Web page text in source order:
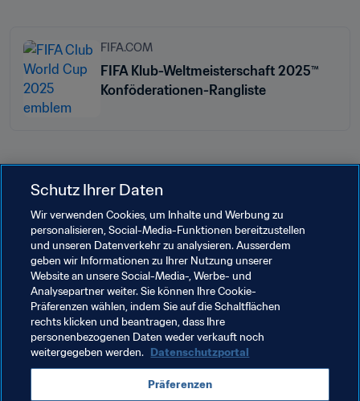
FIFA.COM
FIFA Klub-Weltmeisterschaft 2025™
Konföderationen-Rangliste
Verwandte Themen
Organisation Organisation Mexico
Concacaf USA Costa Rica Spain
Austria England South Africa CAF
Tunisia Egypt Korea Republic AFC
Schutz Ihrer Daten
Wir verwenden Cookies, um Inhalte und Werbung zu
personalisieren, Social-Media-Funktionen bereitzustellen
und unseren Datenverkehr zu analysieren. Ausserdem
geben wir Informationen zu Ihrer Nutzung unserer
Website an unsere Social-Media-, Werbe- und
Analysepartner weiter. Sie können Ihre Cookie-
Präferenzen wählen, indem Sie auf die Schaltflächen
rechts klicken und beantragen, dass Ihre
personenbezogenen Daten weder verkauft noch
weitergegeben werden. Datenschutzportal
Präferenzen